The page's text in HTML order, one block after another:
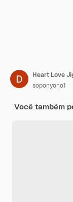
soponyono1
Você também